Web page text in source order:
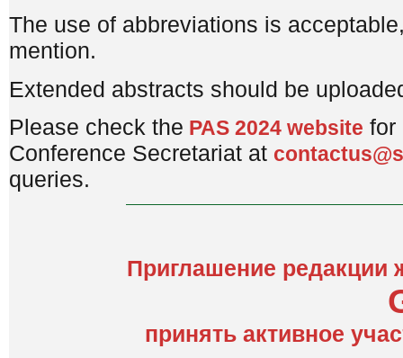
The use of abbreviations is
mention.
Extended abstracts should be
Please check the PAS 2024 website for
Conference Secretariat at
queries.
Приглашение редакции
принять активное